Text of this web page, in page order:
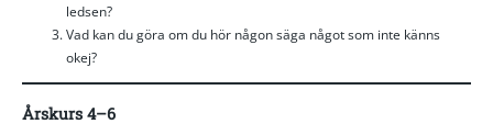
ledsen?
Vad kan du göra om du hör någon säga något som inte känns
okej?
Årskurs 4–6